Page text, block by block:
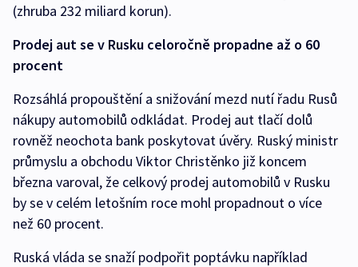
(zhruba 232 miliard korun).
Prodej aut se v Rusku celoročně propadne až o 60
procent
Rozsáhlá propouštění a snižování mezd nutí řadu Rusů
nákupy automobilů odkládat. Prodej aut tlačí dolů
rovněž neochota bank poskytovat úvěry. Ruský ministr
průmyslu a obchodu Viktor Christěnko již koncem
března varoval, že celkový prodej automobilů v Rusku
by se v celém letošním roce mohl propadnout o více
než 60 procent.
Ruská vláda se snaží podpořit poptávku například